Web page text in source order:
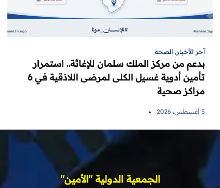
آخر الأخبار, الصحة
بدعم من مركز الملك سلمان للإغاثة.. استمرار
تأمين أدوية غسيل الكلى لمرضى اللاذقية في 6
مراكز صحية
5 أغسطس، 2026
الجمعية الدولية "الأمين"